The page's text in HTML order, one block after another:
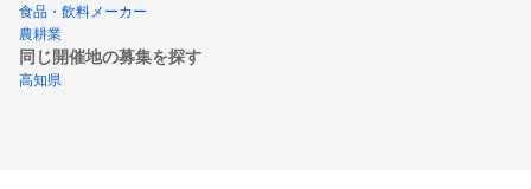
食品・飲料メーカー
農耕業
同じ開催地の募集を探す
高知県